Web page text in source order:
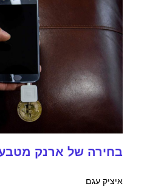
בחירה של ארנק
איציק עגם